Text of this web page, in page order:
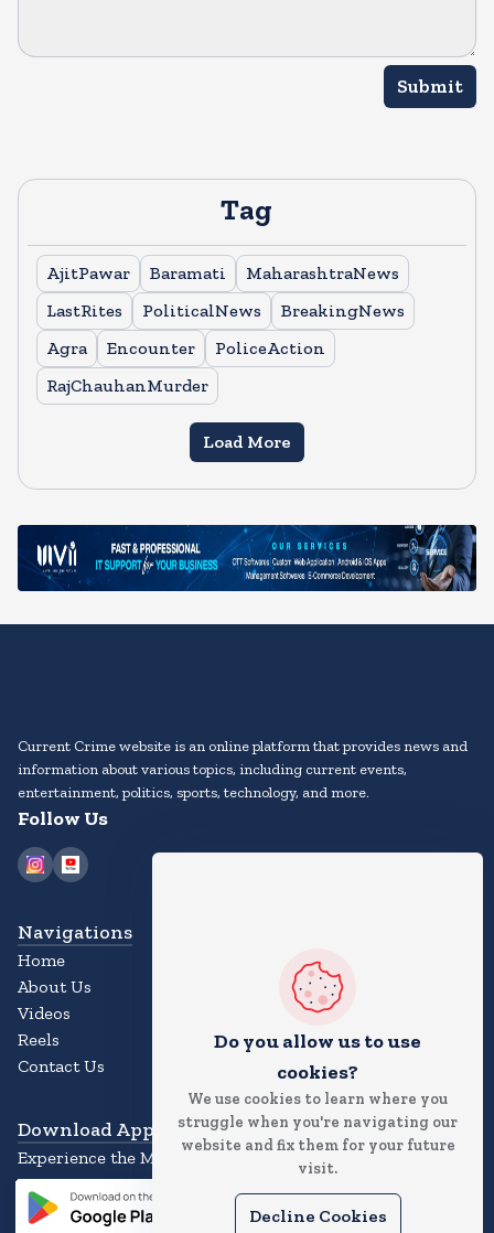
Submit
Tag
AjitPawar Baramati
MaharashtraNews
LastRites
PoliticalNews
BreakingNews
Agra
Encounter
PoliceAction
RajChauhanMurder
Load More
Do you allow us to use
cookies?
We use cookies to learn where you
struggle when you're navigating our
website and fix them for your future
visit.
Decline Cookies
Current Crime website is an online platform that provides news and
information about various topics, including current events,
entertainment, politics, sports, technology, and more.
Follow Us
Navigations
Home
About Us
Videos
Reels
Contact Us
Download App
Experience the Magic of the News App